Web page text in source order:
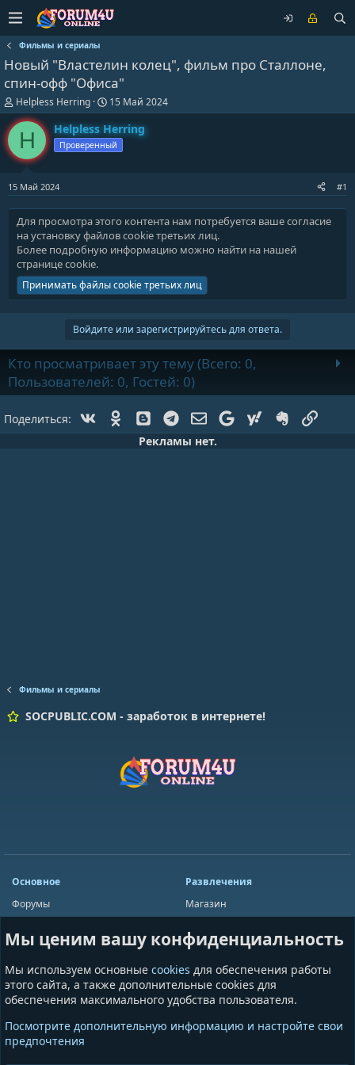
Фильмы и сериалы
Новый "Властелин колец", фильм про Сталлоне,
спин-офф "Офиса"
А
в
т
т
м
Helpless Herring
Д
а
т
а
н
15 Май 2024
H Helpless Herring
Проверенный
15 Май 2024 #1
Для просмотра этого контента нам потребуется ваше согласие
на установку файлов cookie третьих лиц.
Более подробную информацию можно найти на нашей
странице cookie.
Принимать файлы cookie третьих лиц
Войдите или зарегистрируйтесь для ответа.
Кто просматривает эту тему (Всего: 0,
Пользователей: 0, Гостей: 0)
Поделиться: Vk Ok BloggerTelegramЭлектронная почта
GoogleYahoo Evernote
Рекламы нет.
Фильмы и сериалы
SOCPUBLIC.COM - заработок в интернете!
Основное
Форумы
Мини-чат
Ресурсы
Сообщества
Развлечения
Магазин
Лотереи
Приложения
Информация
Условия и правила
Политика конфиденциальности
Помощь
Разное
Общая информация
Пожертвования
Мы ценим вашу конфиденциальность
Мы используем основные cookies для обеспечения работы
этого сайта, а также дополнительные cookies для
обеспечения максимального удобства пользователя.
Посмотрите дополнительную информацию и настройте свои
предпочтения